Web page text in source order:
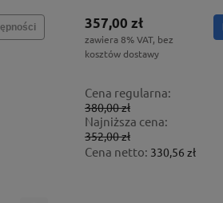
357,00 zł
zawiera 8% VAT, bez
kosztów dostawy
Cena regularna:
380,00 zł
Najniższa cena:
352,00 zł
Cena netto: 330,56 zł